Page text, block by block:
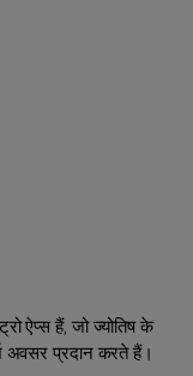
ऐप्स हैं, जो ज्योतिष के
अवसर प्रदान करते हैं।